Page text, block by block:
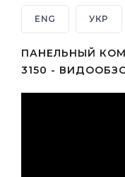
ENG УКР
ПАНЕЛЬНЫЙ
3150 -